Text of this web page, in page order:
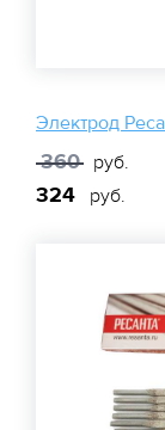
Электрод
360 руб.
324 руб.